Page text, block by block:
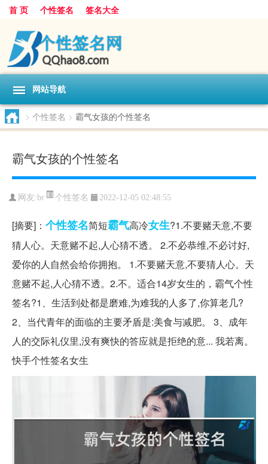
首 页 个性签名 签名大全
网站导航
> 个性签名 > 霸气女孩的个性签名
霸气女孩的个性签名
网友:br 个性签名 2022-12-05 02:48:55
[摘要]： 个性签名简短霸气高冷女生?1.不要赌天意,不要
猜人心。天意赌不起,人心猜不透。 2.不必恭维,不必讨好,
爱你的人自然会给你拥抱。 1.不要赌天意,不要猜人心。天
意赌不起,人心猜不透。2.不。适合14岁女生的，霸气个性
签名?1、生活到处都是磨难,为难我的人多了,你算老几?
2、当代青年的面临的主要矛盾是:美食与减肥。 3、成年
人的交际礼仪里,没有爽快的答应就是拒绝的意... 我若离。
快手个性签名女生